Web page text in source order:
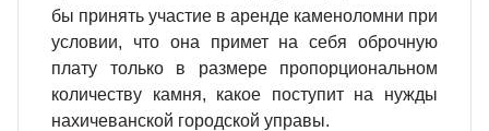
бы принять участие в аренде каменоломни при
условии, что она примет на себя оброчную
плату только в размере пропорциональном
количеству камня, какое поступит на нужды
нахичеванской городской управы.